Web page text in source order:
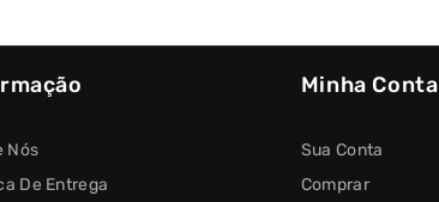
Nós
De Entrega
Minha Conta
Sua Conta
Comprar